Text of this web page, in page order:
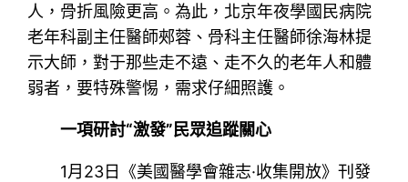
人，骨折風險更高。為此，北京年夜學國民病院
老年科副主任醫師郟蓉、骨科主任醫師徐海林提
示大師，對于那些走不遠、走不久的老年人和體
弱者，要特殊警惕，需求仔細照護。
一項研討“激發”民眾追蹤關心
1月23日《美國醫學會雜志·收集開放》刊發